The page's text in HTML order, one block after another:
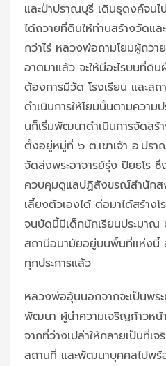
และป่าปราณบุรี เดินธุดงค์จน
ได้ถวายที่ดินให้ท่านสร้างวัดแ
กว่าไร่ หลวงพ่อถามโยมผู้ถวา
อาตมาแล้ว จะให้มีอะไรบนที่ดิ
ต้องการมีวัด โรงเรียน และสถ
ดำเนินการให้โยมนั้นตามควา
นก็เริ่มพัฒนาดำเนินการจัดสร้
ตั้งอยู่หมู่ที่ ๖ ต.เขาเจ้า อ.ปรา
จัดส่งพระอาจารย์รุ่ง ปิยธโร
ควบคุมดูแลปฏิสังขรณ์สำนักส
เลี้ยงตัวเองได้ ต่อมาได้สร้าง
จนบัดนี้มีเด็กนักเรียนประมา
สถานีอนามัยอยู่บนพื้นที่แห่งนี้
ทุกประการแล้ว
หลวงพ่ออุ้นนอกจากจะเป็นพ
พัฒนา ผู้นำความเจริญก้าวหน้
จากที่ว่างเปล่าให้กลายเป็นที่
สถานที่ และพัฒนาบุคคลไปพ